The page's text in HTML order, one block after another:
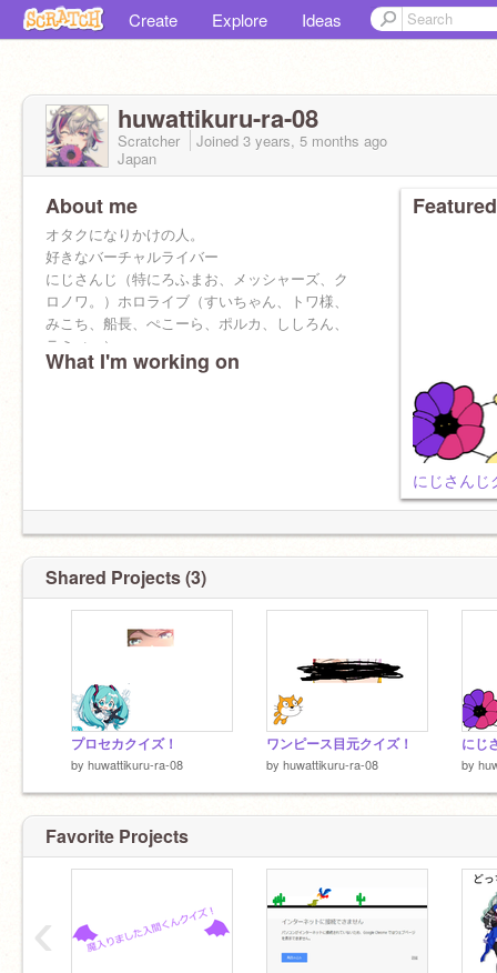
Create Explore Ideas
huwattikuru-ra-08
Scratcher Joined 3 years, 5 months ago
Japan
About me
オタクになりかけの人。
好きなバーチャルライバー
にじさんじ（特にろふまお、メッシャーズ、ク
ロノワ。）ホロライブ（すいちゃん、トワ様、
みこち、船長、ぺこーら、ポルカ、ししろん、
ラミィ。）
好きなアニメとかゲーム、あとキャラ
What I'm working on
にじさんじ
Shared Projects (3)
プロセカクイズ！
by huwattikuru-ra-08
ワンピース目元クイズ！
by huwattikuru-ra-08
にじ
by
Favorite Projects
‹